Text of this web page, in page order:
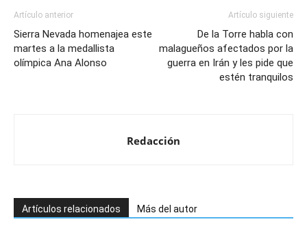
Artículo anterior
Sierra Nevada homenajea este
martes a la medallista
olímpica Ana Alonso
Artículo siguiente
De la Torre habla con
malagueños afectados por la
guerra en Irán y les pide que
estén tranquilos
Redacción
Artículos relacionados Más del autor